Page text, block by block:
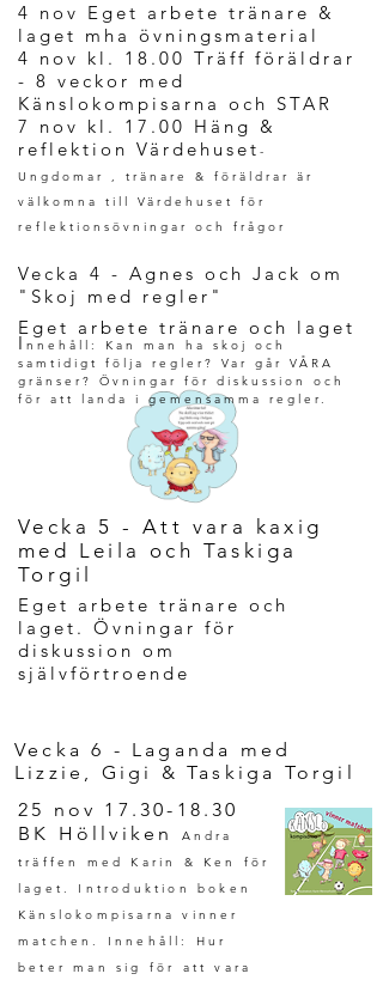
4 nov Eget arbete tränare &
laget mha övningsmaterial
4 nov kl. 18.00 Träff föräldrar
- 8 veckor med
Känslokompisarna och STAR
7 nov kl. 17.00 Häng &
reflektion Värdehuset -
Ungdomar , tränare & föräldrar är
välkomna till Värdehuset för
reflektionsövningar och frågor
Vecka 4 - Agnes och Jack om
"Skoj med regler"
Eget arbete tränare och laget
I nnehåll: Kan man ha skoj och
samtidigt följa regler? Var går VÅRA
gränser? Övningar för diskussion och
för att landa i gemensamma regler.
Vecka 5 - Att vara kaxig
med Leila och Taskiga
Torgil
Eget arbete tränare och
laget. Övningar för
diskussion om
självförtroende
Vecka 6 - Laganda med
Lizzie, Gigi & Taskiga Torgil
25 nov 17.30-18.30
BK Höllviken
Andra
träffen med Karin & Ken för
laget. Introduktion boken
Känslokompisarna vinner
matchen. Innehåll: Hur
beter man sig för att vara